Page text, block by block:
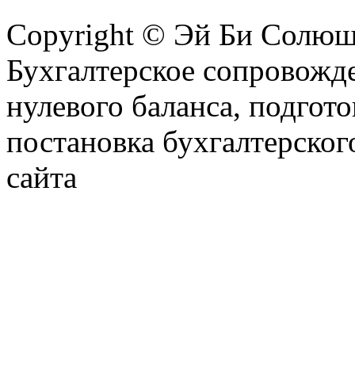
Copyright © Эй Би
Бухгалтерское
нулевого баланса,
постановка
сайта